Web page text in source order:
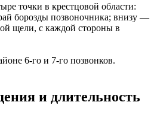
точки в крестцовой области:
борозды позвоночника; внизу —
щели, с каждой стороны в
6-го и 7-го позвонков.
и длительность